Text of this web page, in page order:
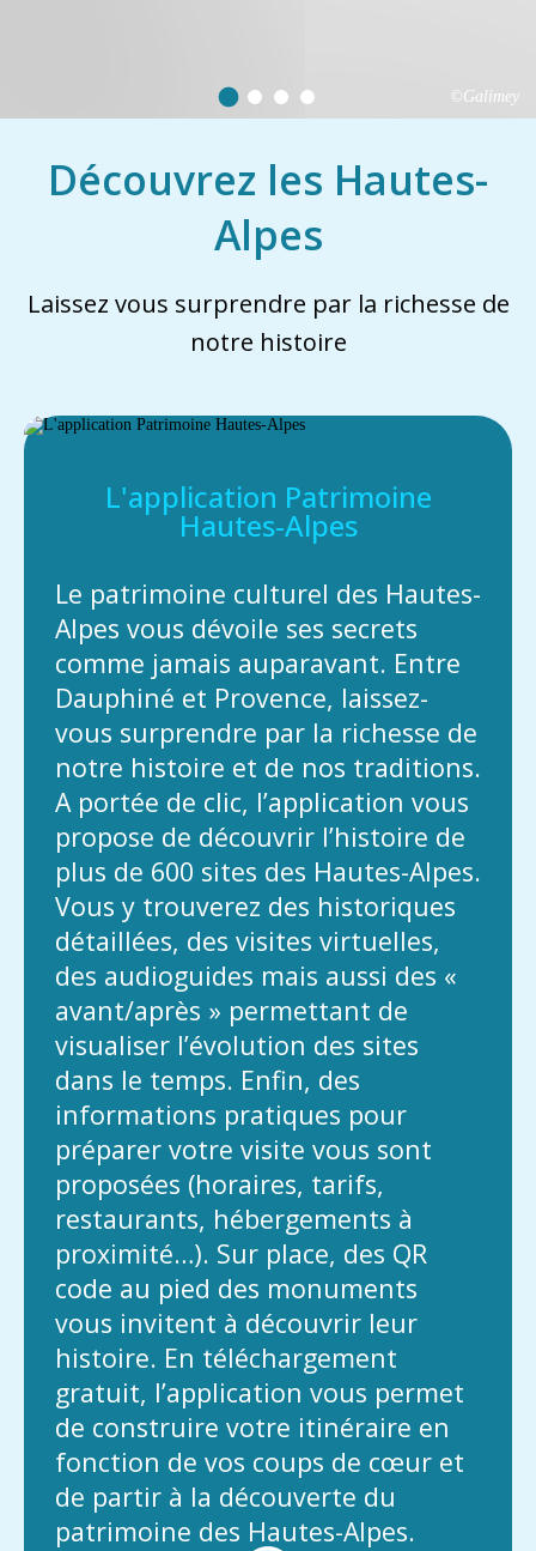
©Galimey
Découvrez les Hautes-
Alpes
Laissez vous surprendre par la richesse de
notre histoire
L'application Patrimoine
Hautes-Alpes
Le patrimoine culturel des Hautes-
Alpes vous dévoile ses secrets
comme jamais auparavant. Entre
Dauphiné et Provence, laissez-
vous surprendre par la richesse de
notre histoire et de nos traditions.
A portée de clic, l’application vous
propose de découvrir l’histoire de
plus de 600 sites des Hautes-Alpes.
Vous y trouverez des historiques
détaillées, des visites virtuelles,
des audioguides mais aussi des «
avant/après » permettant de
visualiser l’évolution des sites
dans le temps. Enfin, des
informations pratiques pour
préparer votre visite vous sont
proposées (horaires, tarifs,
restaurants, hébergements à
proximité…). Sur place, des QR
code au pied des monuments
vous invitent à découvrir leur
histoire. En téléchargement
gratuit, l’application vous permet
de construire votre itinéraire en
fonction de vos coups de cœur et
de partir à la découverte du
patrimoine des Hautes-Alpes.